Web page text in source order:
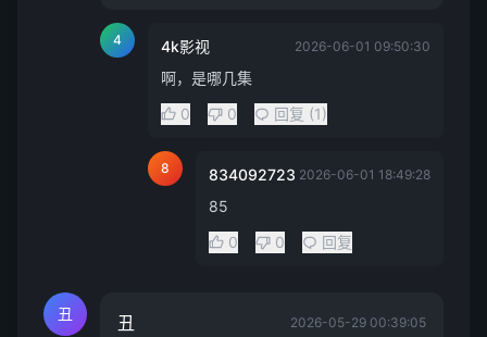
4 4k影视 2026-06-01 09:50:30
啊，是哪几集
0
0 回复 (1)
8 834092723 2026-06-01 18:49:28
85
0
0 回复
丑 丑 2026-05-29 00:39:05